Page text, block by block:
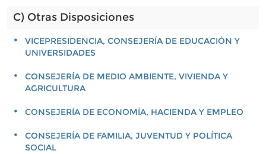
C) Otras Disposiciones
VICEPRESIDENCIA, CONSEJERÍA DE EDUCACIÓN Y
UNIVERSIDADES
CONSEJERÍA DE MEDIO AMBIENTE, VIVIENDA Y
AGRICULTURA
CONSEJERÍA DE ECONOMÍA, HACIENDA Y EMPLEO
CONSEJERÍA DE FAMILIA, JUVENTUD Y POLÍTICA
SOCIAL